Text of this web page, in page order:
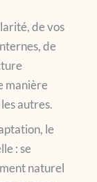
de vos
de
manière
autres.
le
: se
naturel